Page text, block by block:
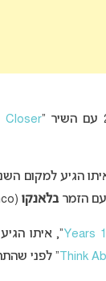
Closer
הגיע למקום
הזמר בלאנקו (Blanco).
“, איתו
Think” לפני